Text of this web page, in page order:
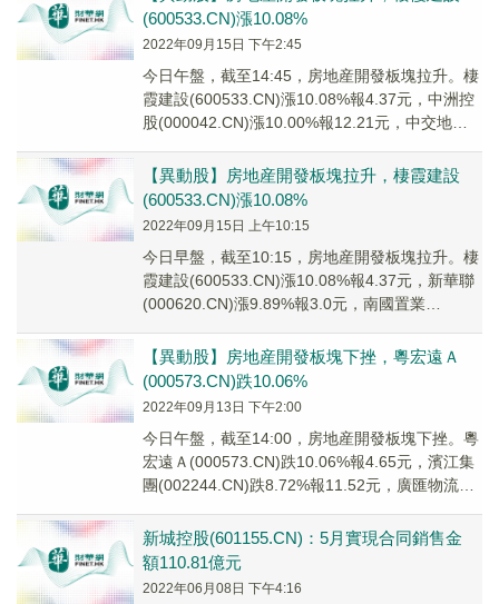
(600533.CN)漲10.08%
2022年09月15日 下午2:45
今日午盤，截至14:45，房地産開發板塊拉升。棲
霞建設(600533.CN)漲10.08%報4.37元，中洲控
股(000042.CN)漲10.00%報12.21元，中交地産
【異動股】房地産開發板塊拉升，棲霞建設
(600533.CN)漲10.08%
2022年09月15日 上午10:15
今日早盤，截至10:15，房地産開發板塊拉升。棲
霞建設(600533.CN)漲10.08%報4.37元，新華聯
(000620.CN)漲9.89%報3.0元，南國置業
【異動股】房地産開發板塊下挫，粵宏遠Ａ
(000573.CN)跌10.06%
2022年09月13日 下午2:00
今日午盤，截至14:00，房地産開發板塊下挫。粵
宏遠Ａ(000573.CN)跌10.06%報4.65元，濱江集
團(002244.CN)跌8.72%報11.52元，廣匯物流
新城控股(601155.CN)：5月實現合同銷售金
額110.81億元
2022年06月08日 下午4:16